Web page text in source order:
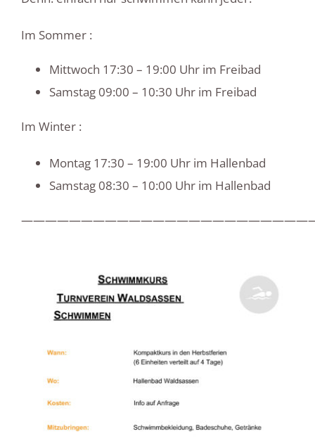
Im Sommer :
Mittwoch 17:30 – 19:00 Uhr im Freibad
Samstag 09:00 – 10:30 Uhr im Freibad
Im Winter :
Montag 17:30 – 19:00 Uhr im Hallenbad
Samstag 08:30 – 10:00 Uhr im Hallenbad